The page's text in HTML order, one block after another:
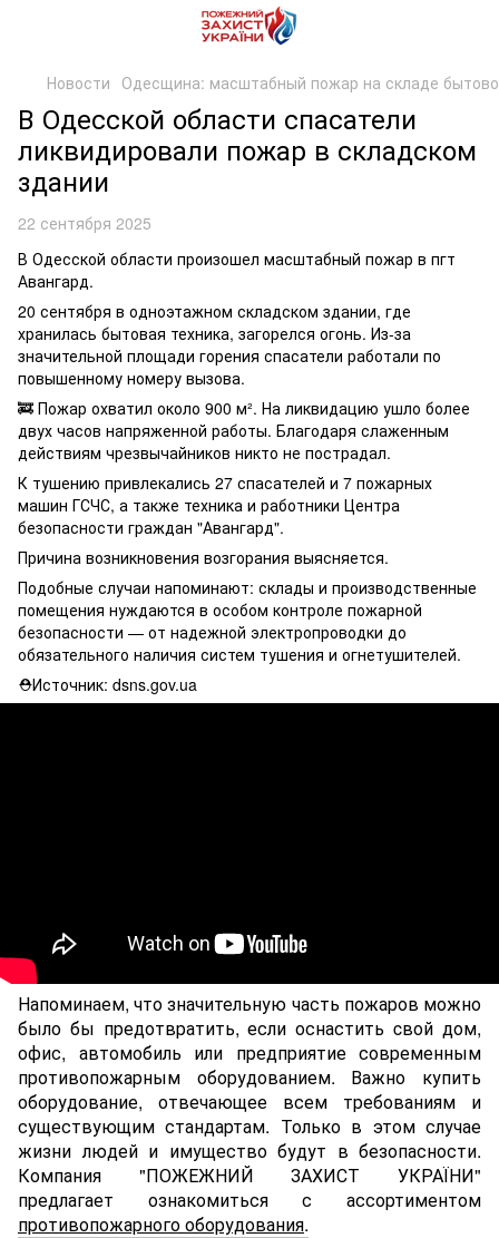
Новости Одесщина: масштабный пожар на складе
В Одесской области спасатели
ликвидировали пожар в складском
здании
22 сентября 2025
В Одесской области произошел масштабный пожар в пгт
Авангард.
20 сентября в одноэтажном складском здании, где
хранилась бытовая техника, загорелся огонь. Из-за
значительной площади горения спасатели работали по
повышенному номеру вызова.
🚒 Пожар охватил около 900 м². На ликвидацию ушло более
двух часов напряженной работы. Благодаря слаженным
действиям чрезвычайников никто не пострадал.
К тушению привлекались 27 спасателей и 7 пожарных
машин ГСЧС, а также техника и работники Центра
безопасности граждан "Авангард".
Причина возникновения возгорания выясняется.
Подобные случаи напоминают: склады и производственные
помещения нуждаются в особом контроле пожарной
безопасности — от надежной электропроводки до
обязательного наличия систем тушения и огнетушителей.
⛑Источник: dsns.gov.ua
Напоминаем, что значительную часть пожаров можно
было бы предотвратить, если оснастить cвой дом,
офис, автомобиль или предприятие современным
противопожарным оборудованием. Важно купить
оборудование, отвечающее всем требованиям и
существующим стандартам. Только в этом случае
жизни людей и имущество будут в безопасности.
Компания "ПОЖЕЖНИЙ ЗАХИСТ УКРАЇНИ"
предлагает ознакомиться с ассортиментом
противопожарного оборудования.